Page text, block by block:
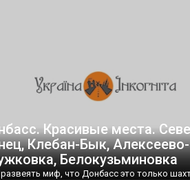
Красивые места.
Клебан-Бык, Алексеево-
Белокузьминовка
миф, что Донбасс это только